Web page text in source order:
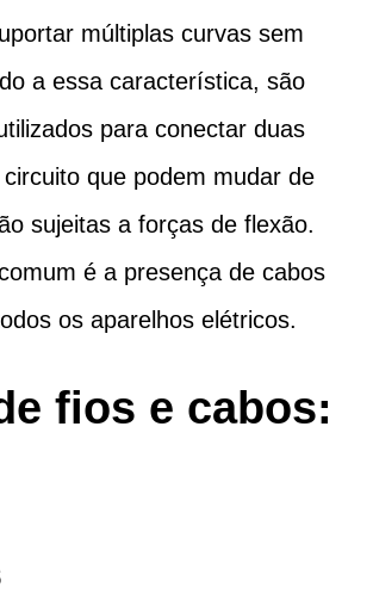
múltiplas curvas sem
a essa característica, são
para conectar duas
que podem mudar de
sujeitas a forças de flexão.
é a presença de cabos
os aparelhos elétricos.
fios e cabos: